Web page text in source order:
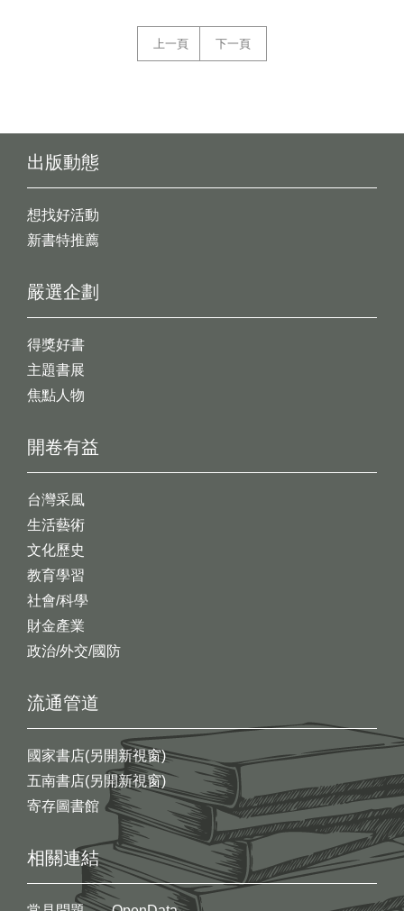
上一頁 下一頁
出版動態
想找好活動
新書特推薦
開卷有益
台灣采風
生活藝術
文化歷史
教育學習
社會/科學
財金產業
政治/外交/國防
嚴選企劃
得獎好書
主題書展
焦點人物
流通管道
國家書店(另開新視窗)
五南書店(另開新視窗)
寄存圖書館
相關連結